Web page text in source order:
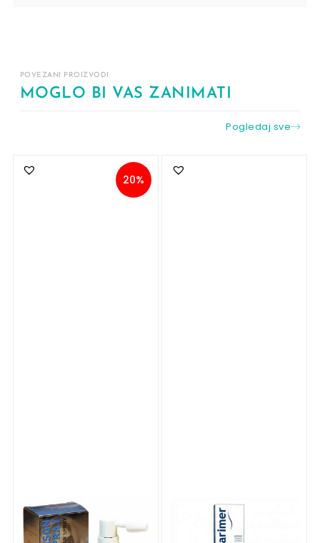
POVEZANI PROIZVODI
MOGLO BI VAS ZANIMATI
Pogledaj sve
20%